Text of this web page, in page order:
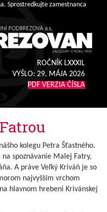
Sprostredkujte zamestnanca
ROČNÍK LXXXIL
VYŠLO: 29. MÁJA 2026
PDF VERZIA ČÍSLA
kolegu Petra Šťastného.
spoznávanie Malej Fatry,
A práve Veľký Kriváň je so
najvyšším vrchom
hlavnom hrebeni Krivánskej